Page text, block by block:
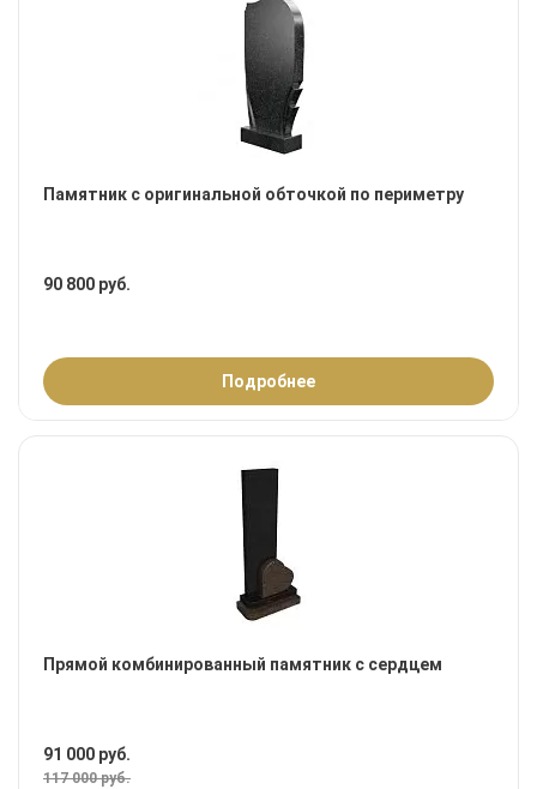
Памятник с оригинальной обточкой по периметру
90 800 руб.
Подробнее
Прямой комбинированный памятник с сердцем
91 000 руб.
117 000 руб.